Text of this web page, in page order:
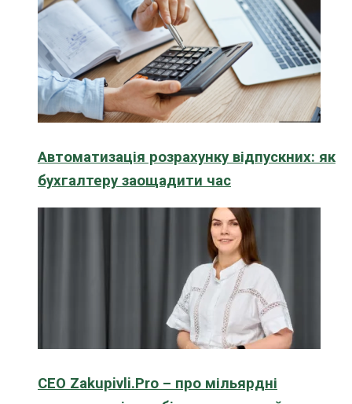
Автоматизація розрахунку відпускних: як
бухгалтеру заощадити час
CEO Zakupivli.Pro – про мільярдні